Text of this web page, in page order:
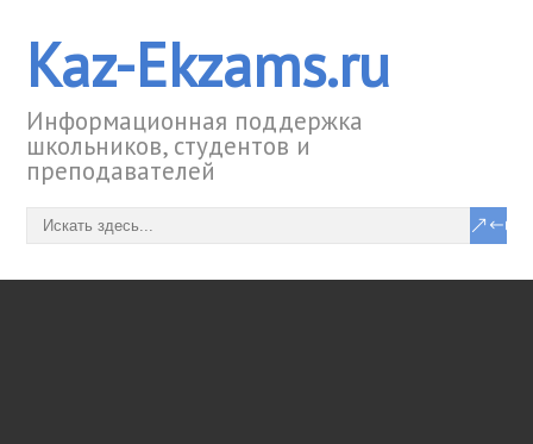
Kaz-Ekzams.ru
Информационная поддержка
школьников, студентов и
преподавателей